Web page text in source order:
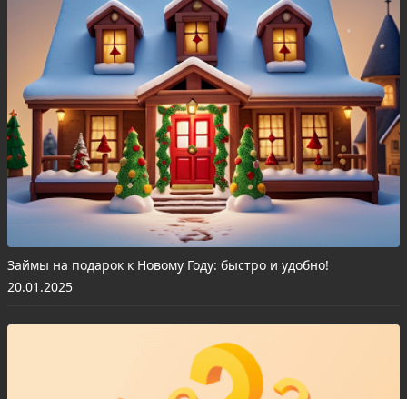
Займы на подарок к Новому Году: быстро и удобно!
20.01.2025